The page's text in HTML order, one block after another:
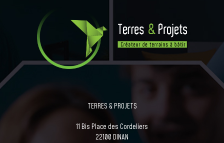
TERRES & PROJETS
11 Bis Place des Cordeliers
22100 DINAN